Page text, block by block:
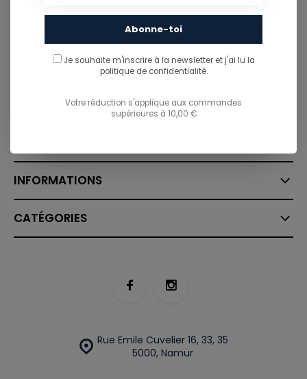
081/260.730
Envoyez un email
INFORMATIONS
CATÉGORIES
Rue Emile Cuvelier 16, 33, 35
5000, Namur
Abonne-toi
Je souhaite m'inscrire à la newsletter et j'ai lu la
politique de confidentialité.
Votre réduction s'applique aux commandes
supérieures à 10,00 €